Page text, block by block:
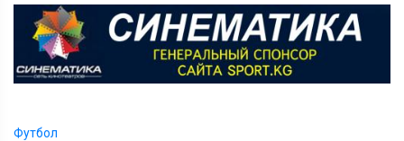
Футбол